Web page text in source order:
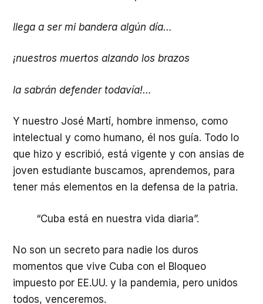
llega a ser mi bandera algún día…
¡nuestros muertos alzando los brazos
la sabrán defender todavía!…
Y nuestro José Martí, hombre inmenso, como
intelectual y como humano, él nos guía. Todo lo
que hizo y escribió, está vigente y con ansias de
joven estudiante buscamos, aprendemos, para
tener más elementos en la defensa de la patria.
“Cuba está en nuestra vida diaria”.
No son un secreto para nadie los duros
momentos que vive Cuba con el Bloqueo
impuesto por EE.UU. y la pandemia, pero unidos
todos, venceremos.